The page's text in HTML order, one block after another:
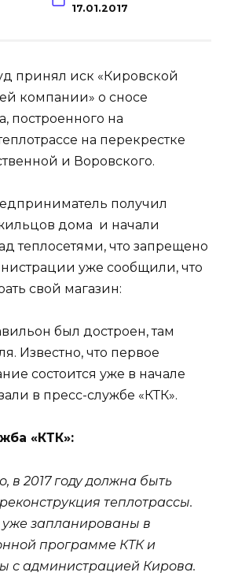
17.01.2017
принял иск «Кировской
компании» о сносе
построенного на
на перекрестке
и Воровского.
получил
дома и начали
теплосетями, что запрещено
уже сообщили, что
свой магазин:
был достроен, там
Известно, что первое
состоится уже в начале
в пресс-службе «КТК».
«КТК»:
в 2017 году должна быть
теплотрассы.
запланированы в
программе КТК и
с администрацией Кирова.